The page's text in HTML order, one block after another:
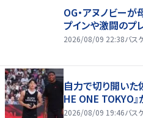
OG・アヌノビー
プインや激闘のプ
2026/08/09 22:38バス
自力で切り開い
HE ONE TOKYO
2026/08/09 19:46バス